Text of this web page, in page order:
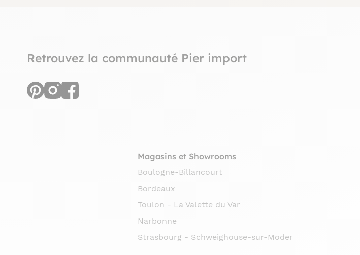
Retrouvez la communauté Pier import
Magasins et Showrooms
Boulogne-Billancourt
Bordeaux
Toulon - La Valette du Var
Narbonne
Strasbourg - Schweighouse-sur-Moder